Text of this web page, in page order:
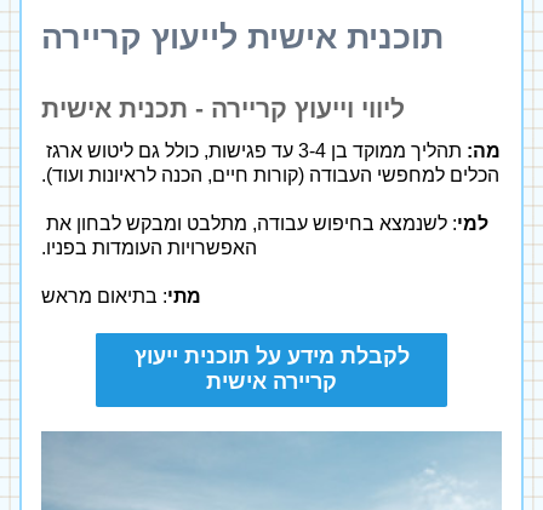
תוכנית אישית לייעוץ קריירה
ליווי וייעוץ קריירה - תכנית אישית
מה:
הכלים למחפשי העבודה (קורות חיים, הכנה לראיונות ועוד).
למי
האפשרויות העומדות בפניו.
מתי: בתיאום מראש
לקבלת מידע על תוכנית ייעוץ
קריירה אישית